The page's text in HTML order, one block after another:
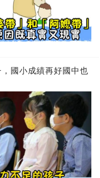
國小成績再好國中也